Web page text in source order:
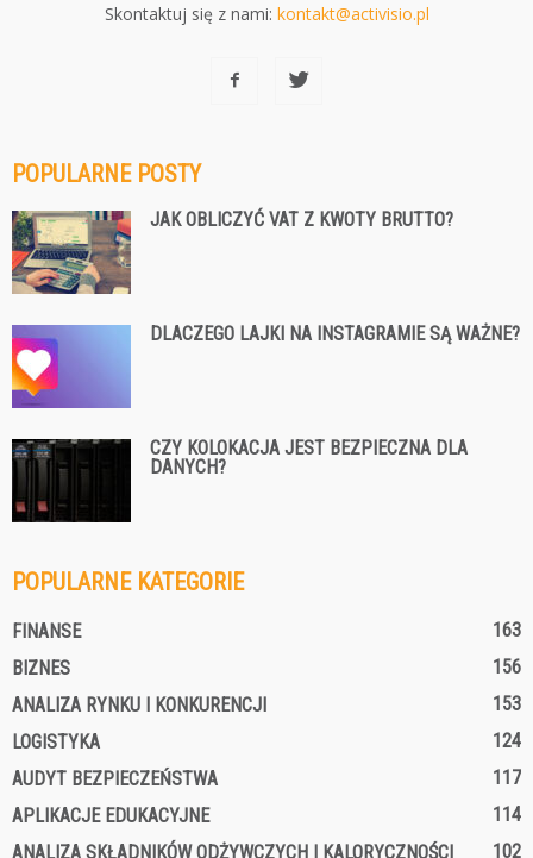
Skontaktuj się z nami: kontakt@activisio.pl
POPULARNE POSTY
JAK OBLICZYĆ VAT Z KWOTY BRUTTO?
DLACZEGO LAJKI NA INSTAGRAMIE SĄ WAŻNE?
CZY KOLOKACJA JEST BEZPIECZNA DLA
DANYCH?
POPULARNE KATEGORIE
FINANSE
163
BIZNES
156
ANALIZA RYNKU I KONKURENCJI
153
LOGISTYKA
124
AUDYT BEZPIECZEŃSTWA
117
APLIKACJE EDUKACYJNE
114
ANALIZA SKŁADNIKÓW ODŻYWCZYCH I KALORYCZNOŚCI
102